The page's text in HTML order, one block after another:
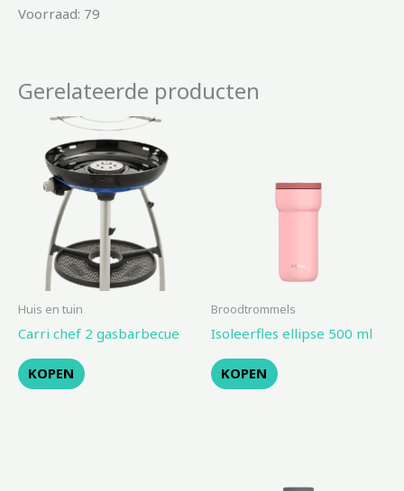
Voorraad: 79
Gerelateerde producten
Huis en tuin
Carri chef 2 gasbarbecue
KOPEN
Broodtrommels
Isoleerfles ellipse 500 ml
KOPEN